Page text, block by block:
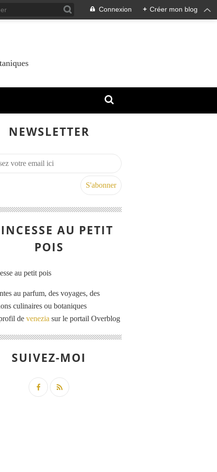
Connexion + Créer mon blog
NEWSLETTER
AU PETIT
POIS
au parfum, des voyages, des
culinaires ou botaniques
de venezia sur le portail Overblog
SUIVEZ-MOI